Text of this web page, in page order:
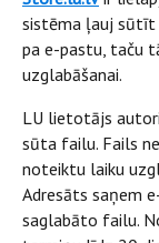
sistēma ļauj
pa e-pastu, taču
uzglabāšanai.
LU lietotājs
sūta failu. Fails
noteiktu laiku
Adresāts saņem
saglabāto failu.